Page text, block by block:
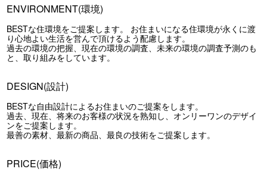
ENVIRONMENT(環境)
BESTな住環境をご提案します。 お住まいになる住環境が永くに渡
り心地よい生活を営んで頂けるよう配慮します。
過去の環境の把握、現在の環境の調査、未来の環境の調査予測のも
と、取り組みをしています。
DESIGN(設計)
BESTな自由設計によるお住まいのご提案をします。
過去、現在、将来のお客様の状況を熟知し、オンリーワンのデザイ
ンをご提案します。
最善の素材、最新の商品、最良の技術をご提案します。
PRICE(価格)